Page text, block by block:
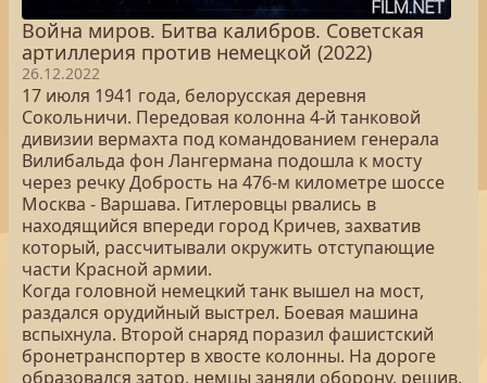
Война миров. Битва калибров. Советская
артиллерия против немецкой (2022)
26.12.2022
17 июля 1941 года, белорусская деревня
Сокольничи. Передовая колонна 4-й танковой
дивизии вермахта под командованием генерала
Вилибальда фон Лангермана подошла к мосту
через речку Добрость на 476-м километре шоссе
Москва - Варшава. Гитлеровцы рвались в
находящийся впереди город Кричев, захватив
который, рассчитывали окружить отступающие
части Красной армии.
Когда головной немецкий танк вышел на мост,
раздался орудийный выстрел. Боевая машина
вспыхнула. Второй снаряд поразил фашистский
бронетранспортер в хвосте колонны. На дороге
образовался затор, немцы заняли оборону, решив,